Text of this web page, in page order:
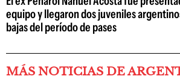
equipo y llegaron dos juveniles
bajas del período de pases
MÁS NOTICIAS DE